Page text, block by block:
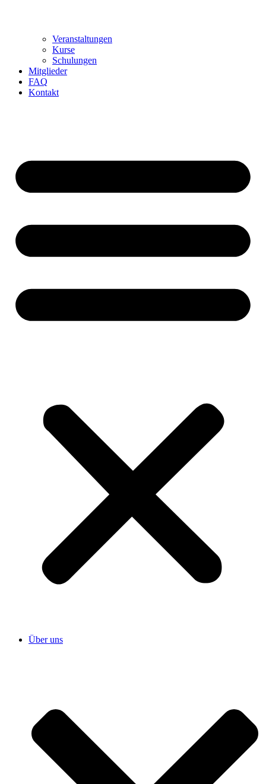
Veranstaltungen
Kurse
Schulungen
Mitglieder
FAQ
Kontakt
Über uns